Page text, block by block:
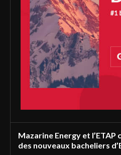
Mazarine Energy et l’ETAP
des nouveaux bacheliers